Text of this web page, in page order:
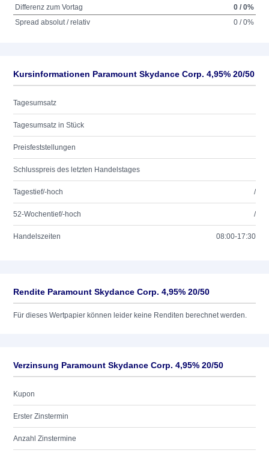
Differenz zum Vortag
0 / 0%
Spread absolut / relativ
0 / 0%
Kursinformationen Paramount Skydance Corp. 4,95% 20/50
Tagesumsatz
Tagesumsatz in Stück
Preisfeststellungen
Schlusspreis des letzten Handelstages
Tagestief/-hoch /
52-Wochentief/-hoch /
Handelszeiten 08:00-17:30
Rendite Paramount Skydance Corp. 4,95% 20/50
Für dieses Wertpapier können leider keine Renditen berechnet werden.
Verzinsung Paramount Skydance Corp. 4,95% 20/50
Kupon
Erster Zinstermin
Anzahl Zinstermine